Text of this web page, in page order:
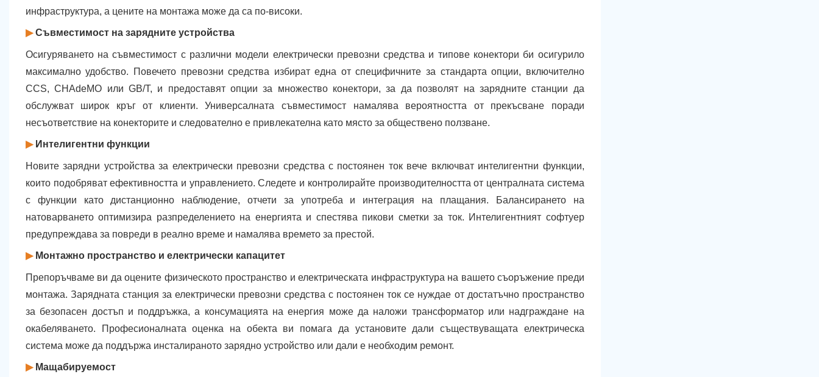
инфраструктура, а цените на монтажа може да са по-високи.
▶Съвместимост на зарядните устройства
Осигуряването на съвместимост с различни модели електрически превозни средства и типове конектори би осигурило
максимално удобство. Повечето превозни средства избират една от специфичните за стандарта опции, включително
CCS, CHAdeMO или GB/T, и предоставят опции за множество конектори, за да позволят на зарядните станции да
обслужват широк кръг от клиенти. Универсалната съвместимост намалява вероятността от прекъсване поради
несъответствие на конекторите и следователно е привлекателна като място за обществено ползване.
▶ Интелигентни функции
Новите зарядни устройства за електрически превозни средства с постоянен ток вече включват интелигентни функции,
които подобряват ефективността и управлението. Следете и контролирайте производителността от централната система
с функции като дистанционно наблюдение, отчети за употреба и интеграция на плащания. Балансирането на
натоварването оптимизира разпределението на енергията и спестява пикови сметки за ток. Интелигентният софтуер
предупреждава за повреди в реално време и намалява времето за престой.
▶ Монтажно пространство и електрически капацитет
Препоръчваме ви да оцените физическото пространство и електрическата инфраструктура на вашето съоръжение преди
монтажа. Зарядната станция за електрически превозни средства с постоянен ток се нуждае от достатъчно пространство
за безопасен достъп и поддръжка, а консумацията на енергия може да наложи трансформатор или надграждане на
окабеляването. Професионалната оценка на обекта ви помага да установите дали съществуващата електрическа
система може да поддържа инсталираното зарядно устройство или дали е необходим ремонт.
▶ Мащабируемост